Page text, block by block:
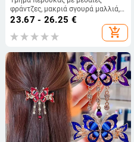
φράντζες, μακριά σγουρά μαλλιά,
συνθετικές ίνες ανθεκτικές σε
υψηλές θερμοκρασίες, πλήρως
χειροποίητο
23.67 - 26.25 €
add_shopping_cart